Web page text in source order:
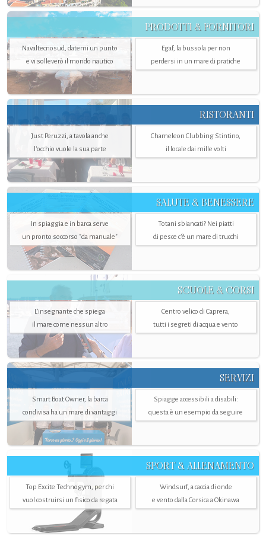
PRODOTTI & FORNITORI
Navaltecnosud, datemi un punto
e vi solleverò il mondo nautico
Egaf, la bussola per non
perdersi in un mare di pratiche
RISTORANTI
Just Peruzzi, a tavola anche
l’occhio vuole la sua parte
Chameleon Clubbing Stintino,
il locale dai mille volti
SALUTE & BENESSERE
In spiaggia e in barca serve
un pronto soccorso "da manuale"
Totani sbiancati? Nei piatti
di pesce c'è un mare di trucchi
SCUOLE & CORSI
L'insegnante che spiega
il mare come nessun altro
Centro velico di Caprera,
tutti i segreti di acqua e vento
SERVIZI
Smart Boat Owner, la barca
condivisa ha un mare di vantaggi
Spiagge accessibili a disabili:
questa è un esempio da seguire
SPORT & ALLENAMENTO
Top Excite Technogym, per chi
vuol costruirsi un fisico da regata
Windsurf, a caccia di onde
e vento dalla Corsica a Okinawa